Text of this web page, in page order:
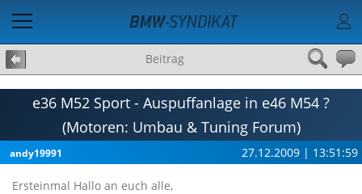
Beitrag
e36 M52 Sport - Auspuffanlage in e46 M54 ?
(Motoren: Umbau & Tuning Forum)
andy19991 27.12.2009 | 13:51:59
Ersteinmal Hallo an euch alle,